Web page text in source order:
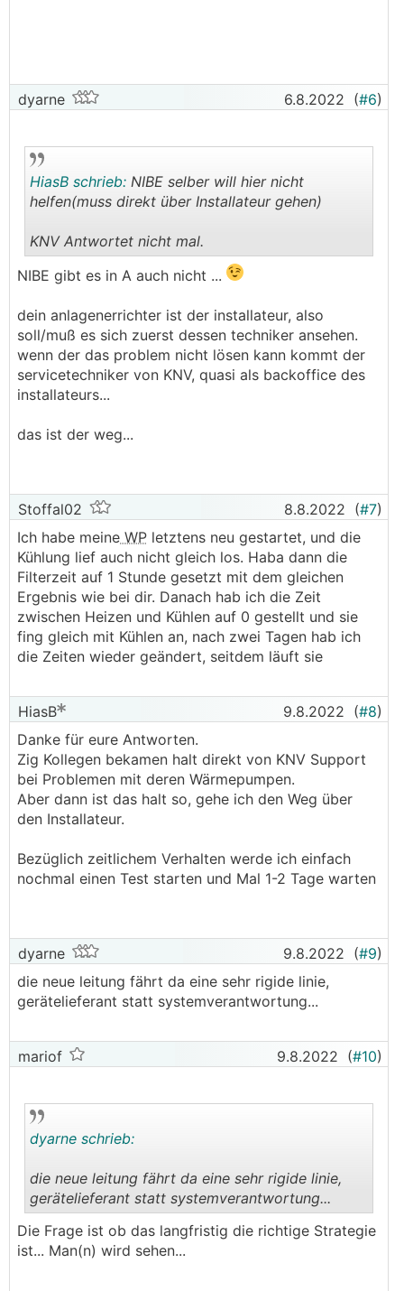
dyarne 6.8.2022 (#6)
..
HiasB schrieb: NIBE selber will hier nicht
helfen(muss direkt über Installateur gehen)
KNV Antwortet nicht mal.
NIBE gibt es in A auch nicht ...
dein anlagenerrichter ist der installateur, also
soll/muß es sich zuerst dessen techniker ansehen.
wenn der das problem nicht lösen kann kommt der
servicetechniker von KNV, quasi als backoffice des
installateurs...
das ist der weg...
Stoffal02 8.8.2022 (#7)
Ich habe meine WP letztens neu gestartet, und die
Kühlung lief auch nicht gleich los. Haba dann die
Filterzeit auf 1 Stunde gesetzt mit dem gleichen
Ergebnis wie bei dir. Danach hab ich die Zeit
zwischen Heizen und Kühlen auf 0 gestellt und sie
fing gleich mit Kühlen an, nach zwei Tagen hab ich
die Zeiten wieder geändert, seitdem läuft sie
HiasB 9.8.2022 (#8)
Danke für eure Antworten.
Zig Kollegen bekamen halt direkt von KNV Support
bei Problemen mit deren Wärmepumpen.
Aber dann ist das halt so, gehe ich den Weg über
den Installateur.
Bezüglich zeitlichem Verhalten werde ich einfach
nochmal einen Test starten und Mal 1-2 Tage warten
dyarne 9.8.2022 (#9)
die neue leitung fährt da eine sehr rigide linie,
gerätelieferant statt systemverantwortung...
mariof 9.8.2022 (#10)
..
dyarne schrieb:
die neue leitung fährt da eine sehr rigide linie,
gerätelieferant statt systemverantwortung...
Die Frage ist ob das langfristig die richtige Strategie
ist... Man(n) wird sehen...